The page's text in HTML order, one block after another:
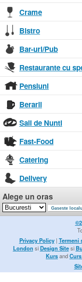
Crame
Bistro
Bar-uri/Pub
Restaurante cu
Pensiuni
Berarii
Sali de Nunti
Fast-Food
Catering
Delivery
Alege un oras
Privacy Policy| Termeni
London siDesign Sitesi
Kursand